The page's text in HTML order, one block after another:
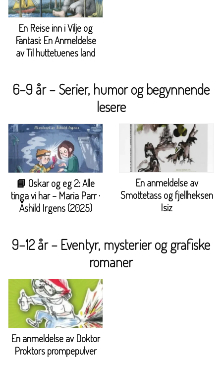
En Reise inn i Vilje og
Fantasi: En Anmeldelse
av Til huttetuenes land
6–9 år – Serier, humor og begynnende
lesere
📘 Oskar og eg 2: Alle
tinga vi har – Maria Parr ·
Åshild Irgens (2025)
En anmeldelse av
Smottetass og fjellheksen
Isiz
9–12 år – Eventyr, mysterier og grafiske
romaner
En anmeldelse av Doktor
Proktors prompepulver